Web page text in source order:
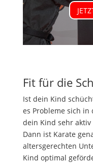
Fit für die
Ist dein Kind
es Probleme sich in
dein Kind sehr
Dann ist Karate
altersgerechten
Kind optimal